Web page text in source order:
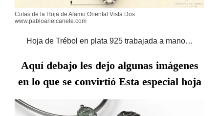
Cotas de la Hoja de Alamo Oriental Vista Dos
www.pabloarielcanete.com
Hoja de Trébol en plata 925 trabajada a mano…
Aquí debajo les dejo algunas imágenes
en lo que se convirtió Esta especial hoja